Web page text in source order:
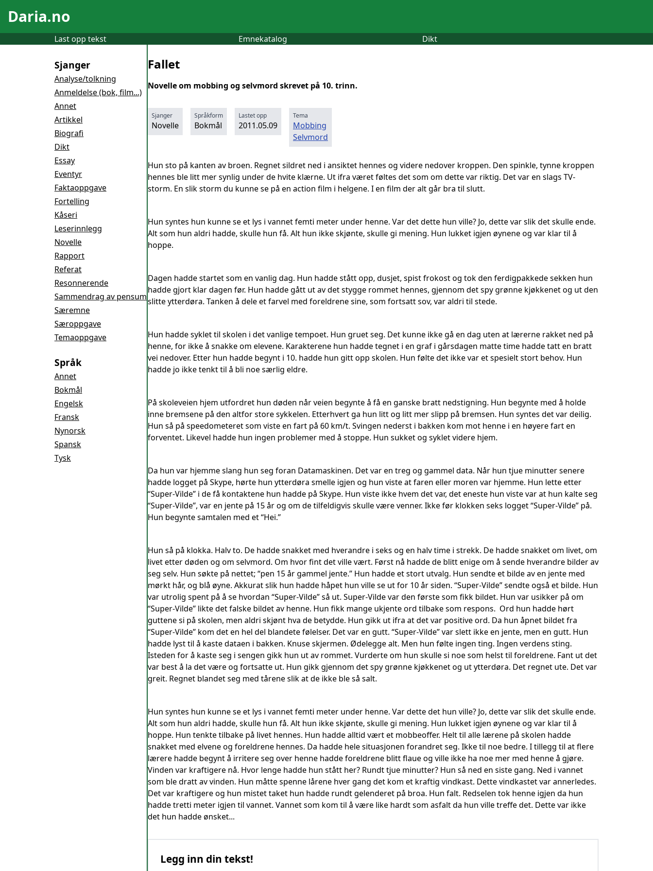
Daria.no
Last opp tekst Emnekatalog Dikt
Sjanger
Analyse/tolkning
Anmeldelse (bok, film...)
Annet
Artikkel
Biografi
Dikt
Essay
Eventyr
Faktaoppgave
Fortelling
Kåseri
Leserinnlegg
Novelle
Rapport
Referat
Resonnerende
Sammendrag av pensum
Særemne
Særoppgave
Temaoppgave
Språk
Annet
Bokmål
Engelsk
Fransk
Nynorsk
Spansk
Tysk
Fallet
Novelle om mobbing og selvmord skrevet på 10. trinn.
Sjanger
Novelle
Språkform
Bokmål
Lastet opp
2011.05.09
Tema
Mobbing
Selvmord
Hun sto på kanten av broen. Regnet sildret ned i ansiktet hennes og videre nedover kroppen. Den spinkle, tynne kroppen
hennes ble litt mer synlig under de hvite klærne. Ut ifra været føltes det som om dette var riktig. Det var en slags TV-
storm. En slik storm du kunne se på en action film i helgene. I en film der alt går bra til slutt.
Hun syntes hun kunne se et lys i vannet femti meter under henne. Var det dette hun ville? Jo, dette var slik det skulle ende.
Alt som hun aldri hadde, skulle hun få. Alt hun ikke skjønte, skulle gi mening. Hun lukket igjen øynene og var klar til å
hoppe.
Dagen hadde startet som en vanlig dag. Hun hadde stått opp, dusjet, spist frokost og tok den ferdigpakkede sekken hun
hadde gjort klar dagen før. Hun hadde gått ut av det stygge rommet hennes, gjennom det spy grønne kjøkkenet og ut den
slitte ytterdøra. Tanken å dele et farvel med foreldrene sine, som fortsatt sov, var aldri til stede.
Hun hadde syklet til skolen i det vanlige tempoet. Hun gruet seg. Det kunne ikke gå en dag uten at lærerne rakket ned på
henne, for ikke å snakke om elevene. Karakterene hun hadde tegnet i en graf i gårsdagen matte time hadde tatt en bratt
vei nedover. Etter hun hadde begynt i 10. hadde hun gitt opp skolen. Hun følte det ikke var et spesielt stort behov. Hun
hadde jo ikke tenkt til å bli noe særlig eldre.
På skoleveien hjem utfordret hun døden når veien begynte å få en ganske bratt nedstigning. Hun begynte med å holde
inne bremsene på den altfor store sykkelen. Etterhvert ga hun litt og litt mer slipp på bremsen. Hun syntes det var deilig.
Hun så på speedometeret som viste en fart på 60 km/t. Svingen nederst i bakken kom mot henne i en høyere fart en
forventet. Likevel hadde hun ingen problemer med å stoppe. Hun sukket og syklet videre hjem.
Da hun var hjemme slang hun seg foran Datamaskinen. Det var en treg og gammel data. Når hun tjue minutter senere
hadde logget på Skype, hørte hun ytterdøra smelle igjen og hun viste at faren eller moren var hjemme. Hun lette etter
“Super-Vilde” i de få kontaktene hun hadde på Skype. Hun viste ikke hvem det var, det eneste hun viste var at hun kalte seg
“Super-Vilde”, var en jente på 15 år og om de tilfeldigvis skulle være venner. Ikke før klokken seks logget “Super-Vilde” på.
Hun begynte samtalen med et “Hei.”
Hun så på klokka. Halv to. De hadde snakket med hverandre i seks og en halv time i strekk. De hadde snakket om livet, om
livet etter døden og om selvmord. Om hvor fint det ville vært. Først nå hadde de blitt enige om å sende hverandre bilder av
seg selv. Hun søkte på nettet; “pen 15 år gammel jente.” Hun hadde et stort utvalg. Hun sendte et bilde av en jente med
mørkt hår, og blå øyne. Akkurat slik hun hadde håpet hun ville se ut for 10 år siden. “Super-Vilde” sendte også et bilde. Hun
var utrolig spent på å se hvordan “Super-Vilde” så ut. Super-Vilde var den første som fikk bildet. Hun var usikker på om
“Super-Vilde” likte det falske bildet av henne. Hun fikk mange ukjente ord tilbake som respons. Ord hun hadde hørt
guttene si på skolen, men aldri skjønt hva de betydde. Hun gikk ut ifra at det var positive ord. Da hun åpnet bildet fra
“Super-Vilde” kom det en hel del blandete følelser. Det var en gutt. “Super-Vilde” var slett ikke en jente, men en gutt. Hun
hadde lyst til å kaste dataen i bakken. Knuse skjermen. Ødelegge alt. Men hun følte ingen ting. Ingen verdens sting.
Isteden for å kaste seg i sengen gikk hun ut av rommet. Vurderte om hun skulle si noe som helst til foreldrene. Fant ut det
var best å la det være og fortsatte ut. Hun gikk gjennom det spy grønne kjøkkenet og ut ytterdøra. Det regnet ute. Det var
greit. Regnet blandet seg med tårene slik at de ikke ble så salt.
Hun syntes hun kunne se et lys i vannet femti meter under henne. Var dette det hun ville? Jo, dette var slik det skulle ende.
Alt som hun aldri hadde, skulle hun få. Alt hun ikke skjønte, skulle gi mening. Hun lukket igjen øynene og var klar til å
hoppe. Hun tenkte tilbake på livet hennes. Hun hadde alltid vært et mobbeoffer. Helt til alle lærene på skolen hadde
snakket med elvene og foreldrene hennes. Da hadde hele situasjonen forandret seg. Ikke til noe bedre. I tillegg til at flere
lærere hadde begynt å irritere seg over henne hadde foreldrene blitt flaue og ville ikke ha noe mer med henne å gjøre.
Vinden var kraftigere nå. Hvor lenge hadde hun stått her? Rundt tjue minutter? Hun så ned en siste gang. Ned i vannet
som ble dratt av vinden. Hun måtte spenne lårene hver gang det kom et kraftig vindkast. Dette vindkastet var annerledes.
Det var kraftigere og hun mistet taket hun hadde rundt gelenderet på broa. Hun falt. Redselen tok henne igjen da hun
hadde tretti meter igjen til vannet. Vannet som kom til å være like hardt som asfalt da hun ville treffe det. Dette var ikke
det hun hadde ønsket...
Legg inn din tekst!